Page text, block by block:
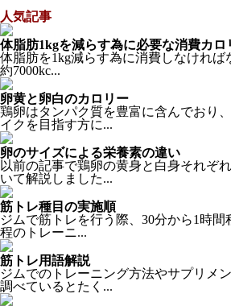
人気記事
体脂肪1kgを減らす為に必要な消費カロ
体脂肪を1kg減らす為に消費しなければ
約7000kc...
卵黄と卵白のカロリー
鶏卵はタンパク質を豊富に含んでおり
イクを目指す方に...
卵のサイズによる栄養素の違い
以前の記事で鶏卵の黄身と白身それぞ
いて解説しました...
筋トレ種目の実施順
ジムで筋トレを行う際、30分から1時間
程のトレーニ...
筋トレ用語解説
ジムでのトレーニング方法やサプリメ
調べているとたく...